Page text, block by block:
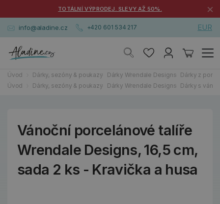
TOTÁLNÍ VÝPRODEJ. SLEVY AŽ 50%. ×
info@aladine.cz +420 601 534 217 EUR
Úvod Dárky, sezóny & poukazy Dárky Wrendale Designs Dárky z
Úvod
Dárky, sezóny & poukazy Dárky Wrendale Designs Dárky s
Vánoční porcelánové talíře
Wrendale Designs, 16,5 cm,
sada 2 ks - Kravička a husa